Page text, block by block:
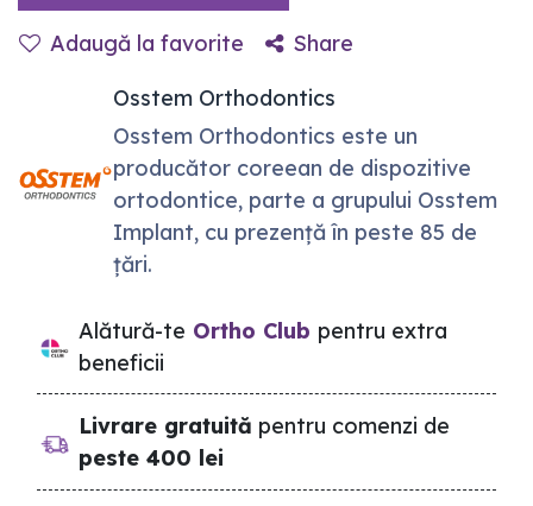
Adaugă la favorite
Share
Osstem Orthodontics
Osstem Orthodontics este un
producător coreean de dispozitive
ortodontice, parte a grupului Osstem
Implant, cu prezență în peste 85 de
țări.
Alătură-te Ortho Club pentru extra
beneficii
Livrare gratuită pentru comenzi de
peste 400 lei